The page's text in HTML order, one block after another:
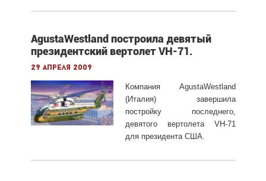
AgustaWestland построила девятый
президентский вертолет VH-71.
29 апреля 2009
Компания AgustaWestland
(Италия) завершила
постройку последнего,
девятого вертолета VH-71
для президента США.